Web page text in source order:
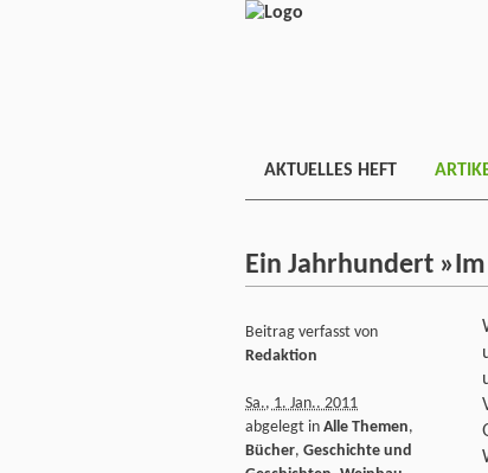
AKTUELLES HEFT
Ein Jahrhundert
Beitrag verfasst von
Redaktion
Sa., 1. Jan.. 2011
abgelegt in Alle Themen,
Bücher, Geschichte und